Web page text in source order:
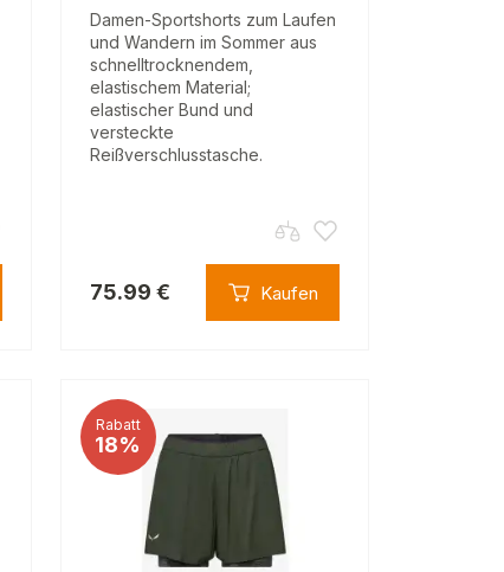
Damen-Sportshorts zum Laufen
und Wandern im Sommer aus
schnelltrocknendem,
elastischem Material;
elastischer Bund und
versteckte
Reißverschlusstasche.
75.99 € Kaufen
Rabatt
18%